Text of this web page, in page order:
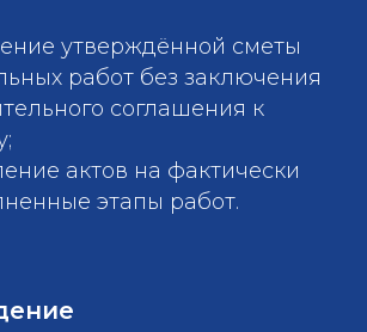
утверждённой сметы
работ без заключения
соглашения к
актов на фактически
этапы работ.